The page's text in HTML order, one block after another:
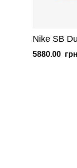
Nike SB
5880.00